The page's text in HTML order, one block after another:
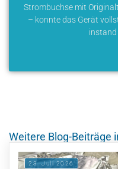
Strombuchse mit
– konnte das Gerät
instand
Weitere Blog-Beiträge
23. Juli 2026